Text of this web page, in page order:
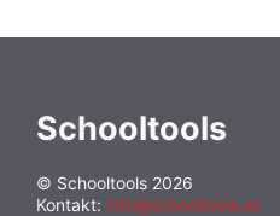
Schooltools
© Schooltools 2026
Kontakt: info@schooltools.at